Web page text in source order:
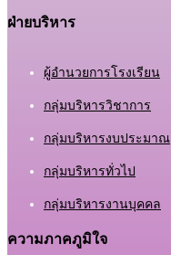
ฝ่ายบริหาร
ผู้อำนวยการโรงเรียน
กลุ่มบริหารวิชาการ
กลุ่มบริหารงบประมาณ
กลุ่มบริหารทั่วไป
กลุ่มบริหารงานบุคคล
ความภาคภูมิใจ